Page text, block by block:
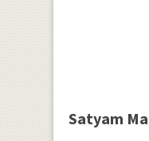
Satyam